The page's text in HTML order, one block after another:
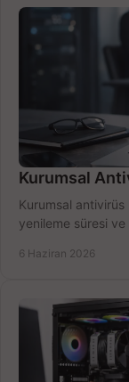
Kurumsal
Kurumsal antivirüs
yenileme süresi
6 Haziran 2026